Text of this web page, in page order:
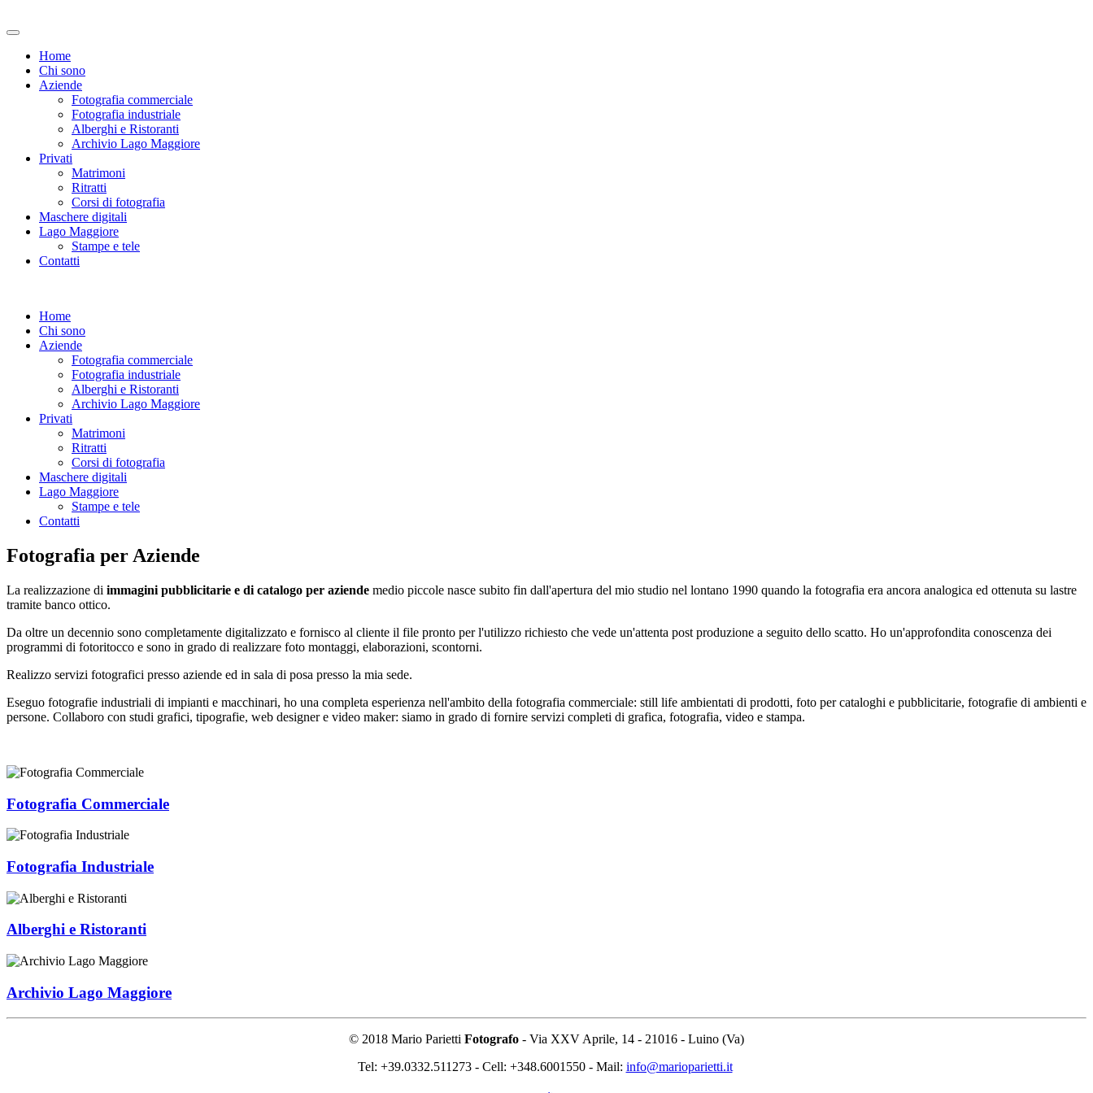
Home
Chi sono
Aziende
Fotografia commerciale
Fotografia industriale
Alberghi e Ristoranti
Archivio Lago Maggiore
Privati
Matrimoni
Ritratti
Corsi di fotografia
Maschere digitali
Lago Maggiore
Stampe e tele
Contatti
Home
Chi sono
Aziende
Fotografia commerciale
Fotografia industriale
Alberghi e Ristoranti
Archivio Lago Maggiore
Privati
Matrimoni
Ritratti
Corsi di fotografia
Maschere digitali
Lago Maggiore
Stampe e tele
Contatti
Fotografia per Aziende
La realizzazione di immagini pubblicitarie e di catalogo per aziende medio piccole nasce subito fin dall'apertura del mio studio nel lontano 1990 quando la fotografia era ancora analogica ed ottenuta su lastre
tramite banco ottico.
Da oltre un decennio sono completamente digitalizzato e fornisco al cliente il file pronto per l'utilizzo richiesto che vede un'attenta post produzione a seguito dello scatto. Ho un'approfondita conoscenza dei
programmi di fotoritocco e sono in grado di realizzare foto montaggi, elaborazioni, scontorni.
Realizzo servizi fotografici presso aziende ed in sala di posa presso la mia sede.
Eseguo fotografie industriali di impianti e macchinari, ho una completa esperienza nell'ambito della fotografia commerciale: still life ambientati di prodotti, foto per cataloghi e pubblicitarie, fotografie di ambienti e
persone. Collaboro con studi grafici, tipografie, web designer e video maker: siamo in grado di fornire servizi completi di grafica, fotografia, video e stampa.
Fotografia Commerciale
Fotografia Industriale
Alberghi e Ristoranti
Archivio Lago Maggiore
© 2018 Mario Parietti Fotografo - Via XXV Aprile, 14 - 21016 - Luino (Va)
Tel: +39.0332.511273 - Cell: +348.6001550 - Mail: info@marioparietti.it